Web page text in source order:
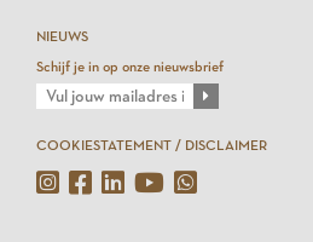
NIEUWS
Schijf je in op onze nieuwsbrief
COOKIESTATEMENT / DISCLAIMER